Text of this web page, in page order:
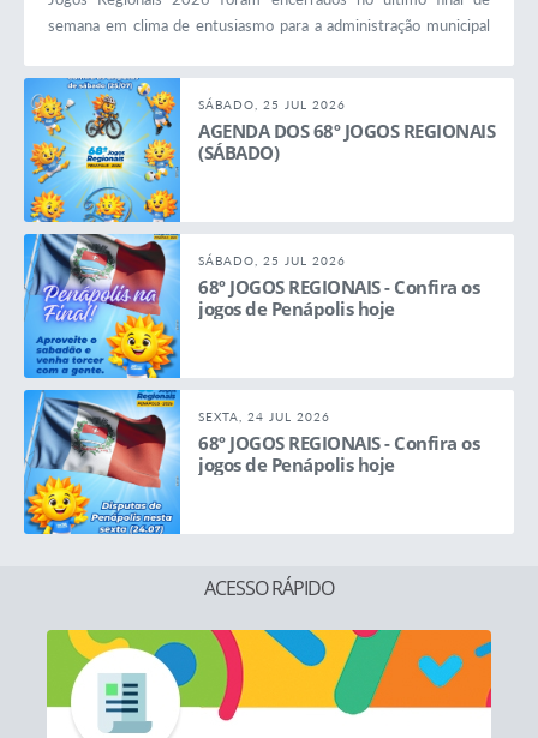
semana em clima de entusiasmo para a administração municipal
maior do cenário esportivo regional, se posicionando com
destaque na parceria com o Governo de São Paulo, através da...
SÁBADO, 25 JUL 2026
AGENDA DOS 68º JOGOS REGIONAIS
(SÁBADO)
SÁBADO, 25 JUL 2026
68º JOGOS REGIONAIS - Confira os
jogos de Penápolis hoje
SEXTA, 24 JUL 2026
68º JOGOS REGIONAIS - Confira os
jogos de Penápolis hoje
ACESSO RÁPIDO